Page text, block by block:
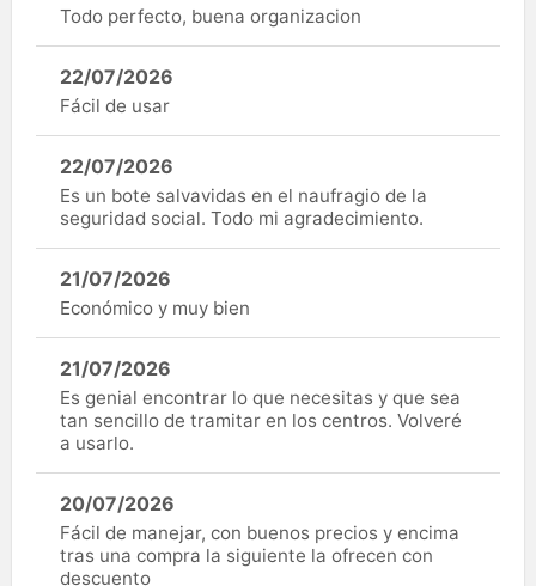
Todo perfecto, buena organizacion
22/07/2026
Fácil de usar
22/07/2026
Es un bote salvavidas en el naufragio de la
seguridad social. Todo mi agradecimiento.
21/07/2026
Económico y muy bien
21/07/2026
Es genial encontrar lo que necesitas y que sea
tan sencillo de tramitar en los centros. Volveré
a usarlo.
20/07/2026
Fácil de manejar, con buenos precios y encima
tras una compra la siguiente la ofrecen con
descuento